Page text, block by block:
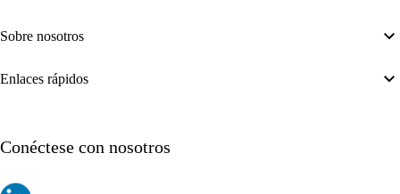
Sobre nosotros
Enlaces rápidos
Conéctese con nosotros